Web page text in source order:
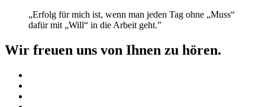
„Erfolg für mich ist, wenn man jeden Tag ohne „Muss“
dafür mit „Will“ in die Arbeit geht.”
Wir freuen uns von Ihnen zu hören.